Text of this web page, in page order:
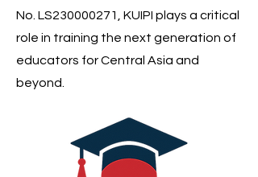
No. LS230000271, KUIPI plays a critical
role in training the next generation of
educators for Central Asia and
beyond.